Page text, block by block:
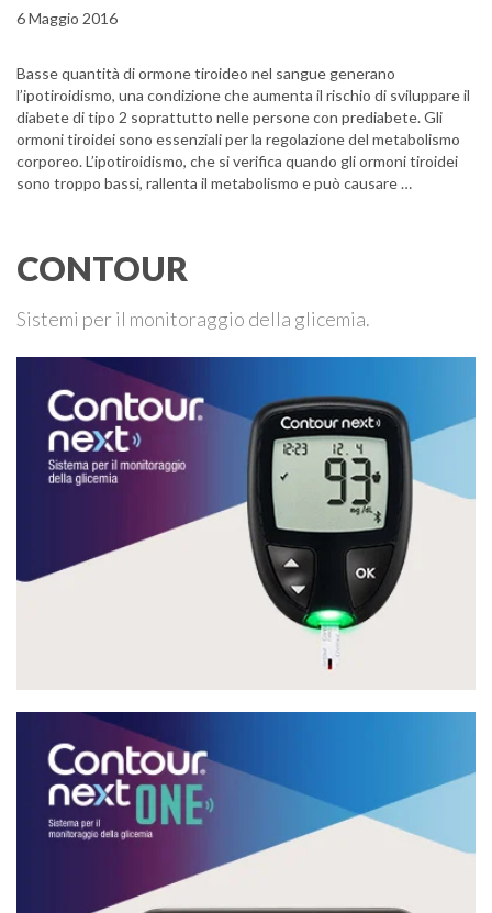
6 Maggio 2016
Basse quantità di ormone tiroideo nel sangue generano
l’ipotiroidismo, una condizione che aumenta il rischio di sviluppare il
diabete di tipo 2 soprattutto nelle persone con prediabete. Gli
ormoni tiroidei sono essenziali per la regolazione del metabolismo
corporeo. L’ipotiroidismo, che si verifica quando gli ormoni tiroidei
sono troppo bassi, rallenta il metabolismo e può causare …
CONTOUR
Sistemi per il monitoraggio della glicemia.